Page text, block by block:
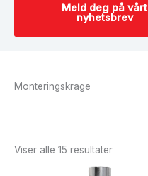
Meld deg på vårt
nyhetsbrev
Monteringskrage
Viser alle 15 resultater